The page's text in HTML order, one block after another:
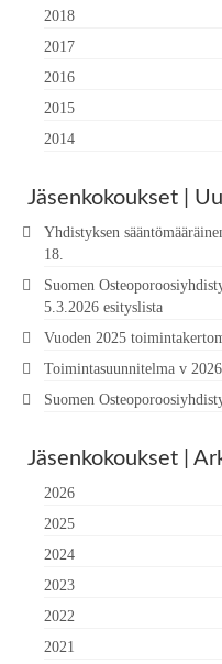
2018
2017
2016
2015
2014
Jäsenkokoukset |
Yhdistyksen
18.
Suomen
5.3.2026 esityslista
Vuoden 2025
Toimintasuunnitelma v 2026
Suomen
Jäsenkokoukset |
2026
2025
2024
2023
2022
2021